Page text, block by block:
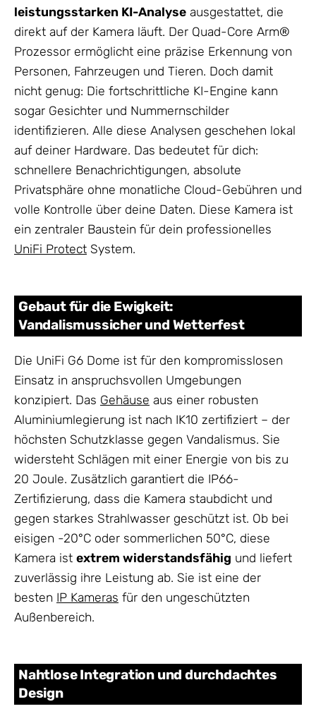
leistungsstarken KI-Analyse ausgestattet, die
direkt auf der Kamera läuft. Der Quad-Core Arm®
Prozessor ermöglicht eine präzise Erkennung von
Personen, Fahrzeugen und Tieren. Doch damit
nicht genug: Die fortschrittliche KI-Engine kann
sogar Gesichter und Nummernschilder
identifizieren. Alle diese Analysen geschehen lokal
auf deiner Hardware. Das bedeutet für dich:
schnellere Benachrichtigungen, absolute
Privatsphäre ohne monatliche Cloud-Gebühren und
volle Kontrolle über deine Daten. Diese Kamera ist
ein zentraler Baustein für dein professionelles
UniFi Protect System.
Gebaut für die Ewigkeit:
Vandalismussicher und Wetterfest
Die UniFi G6 Dome ist für den kompromisslosen
Einsatz in anspruchsvollen Umgebungen
konzipiert. Das Gehäuse aus einer robusten
Aluminiumlegierung ist nach IK10 zertifiziert – der
höchsten Schutzklasse gegen Vandalismus. Sie
widersteht Schlägen mit einer Energie von bis zu
20 Joule. Zusätzlich garantiert die IP66-
Zertifizierung, dass die Kamera staubdicht und
gegen starkes Strahlwasser geschützt ist. Ob bei
eisigen -20°C oder sommerlichen 50°C, diese
Kamera ist extrem widerstandsfähig und liefert
zuverlässig ihre Leistung ab. Sie ist eine der
besten IP Kameras für den ungeschützten
Außenbereich.
Nahtlose Integration und durchdachtes
Design